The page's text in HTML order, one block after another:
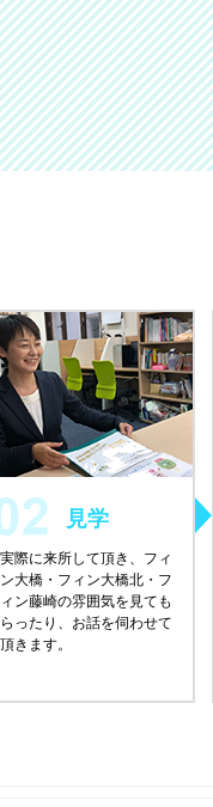
見学
実際に来所して頂き、フィ
ン大橋・フィン大橋北・フ
ィン藤崎の雰囲気を見ても
らったり、お話を伺わせて
頂きます。